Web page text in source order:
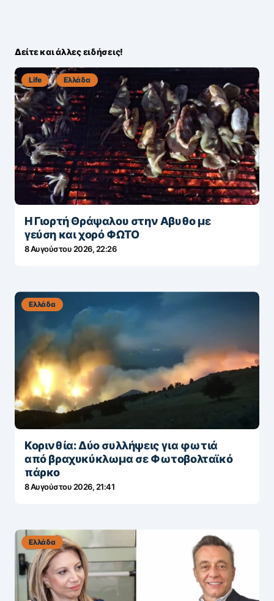
Δείτε και άλλες ειδήσεις!
Life Ελλάδα
Η Γιορτή Θράψαλου στην Αβυθο με
γεύση και χορό ΦΩΤΟ
8 Αυγούστου 2026, 22:26
Ελλάδα
Κορινθία: Δύο συλλήψεις για φωτιά
από βραχυκύκλωμα σε Φωτοβολταϊκό
πάρκο
8 Αυγούστου 2026, 21:41
Ελλάδα